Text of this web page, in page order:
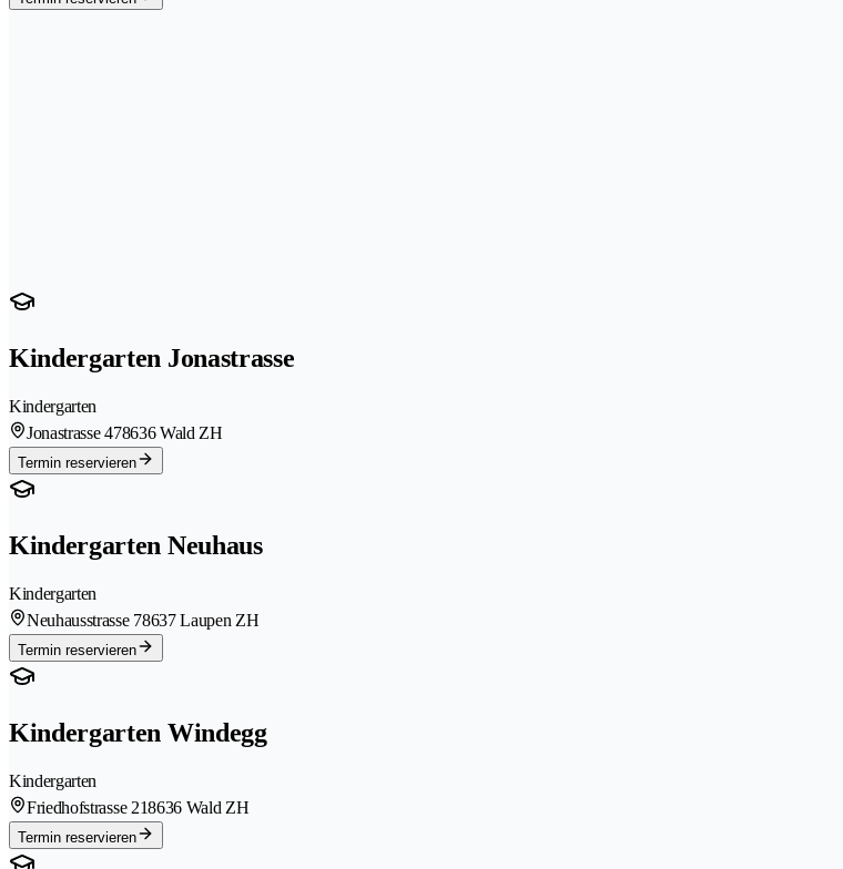
Kindergarten Jonastrasse
Kindergarten
Jonastrasse 478636 Wald ZH
Termin reservieren
Kindergarten Neuhaus
Kindergarten
Neuhausstrasse 78637 Laupen ZH
Termin reservieren
Kindergarten Windegg
Kindergarten
Friedhofstrasse 218636 Wald ZH
Termin reservieren